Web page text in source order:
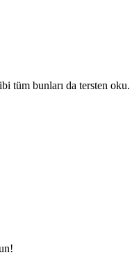
tüm bunları da tersten oku.